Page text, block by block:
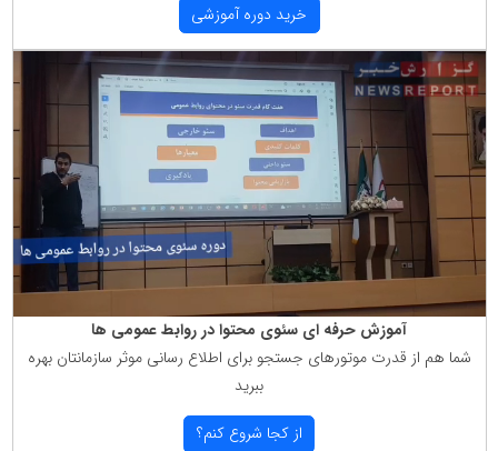
خرید دوره آموزشی
آموزش حرفه ای سئوی محتوا در روابط عمومی ها
شما هم از قدرت موتورهای جستجو برای اطلاع رسانی موثر سازمانتان بهره
ببرید
از كجا شروع كنم؟